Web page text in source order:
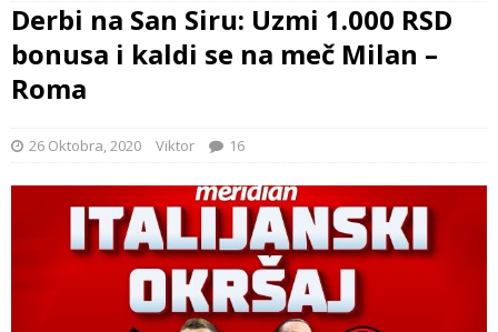
Derbi na San Siru: Uzmi 1.000 RSD
bonusa i kaldi se na meč Milan –
Roma
26 Oktobra, 2020 Viktor 16